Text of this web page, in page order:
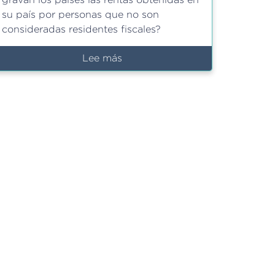
su país por personas que no son
consideradas residentes fiscales?
Lee más
Obligaciones